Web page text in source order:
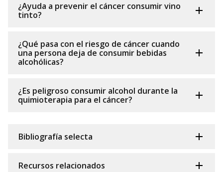
¿Ayuda a prevenir el cáncer consumir vino
tinto?
¿Qué pasa con el riesgo de cáncer cuando
una persona deja de consumir bebidas
alcohólicas?
¿Es peligroso consumir alcohol durante la
quimioterapia para el cáncer?
Bibliografía selecta
Recursos relacionados